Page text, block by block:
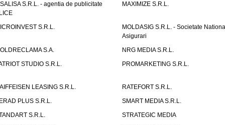
S.R.L. - agentia de publicitate
MAXIMIZE S.R.L.
S.R.L.
MOLDASIG S.R.L. - Societate
Asigurari
S.A.
NRG MEDIA S.R.L.
STUDIO S.R.L.
PROMARKETING S.R.L.
LEASING S.R.L.
RATEFORT S.R.L.
PLUS S.R.L.
SMART MEDIA S.R.L.
S.R.L.
STRATEGIC MEDIA